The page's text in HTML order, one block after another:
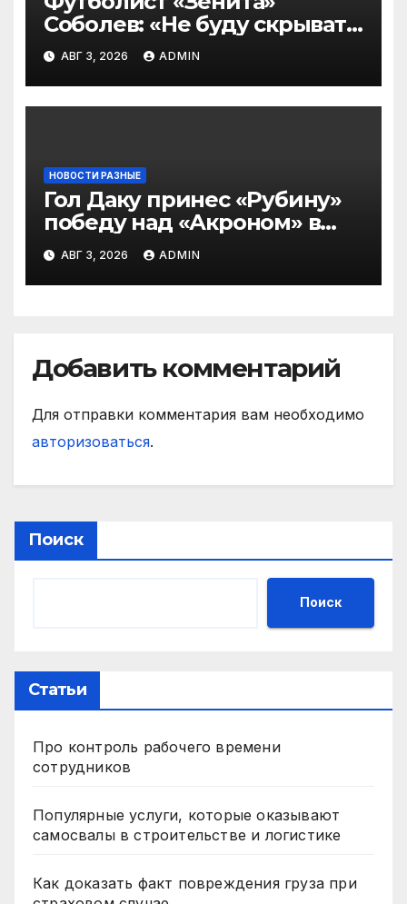
Соболев: «Не буду скрывать
— в Оренбурге всегда
тяжело играть»
АВГ 3, 2026 ADMIN
НОВОСТИ РАЗНЫЕ
Гол Даку принес «Рубину»
победу над «Акроном» в
матче РПЛ
АВГ 3, 2026 ADMIN
Добавить комментарий
Для отправки комментария вам необходимо
авторизоваться.
Поиск
Поиск
Статьи
Про контроль рабочего времени
сотрудников
Популярные услуги, которые оказывают
самосвалы в строительстве и логистике
Как доказать факт повреждения груза при